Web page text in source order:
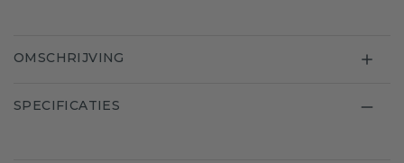
OMSCHRIJVING
SPECIFICATIES